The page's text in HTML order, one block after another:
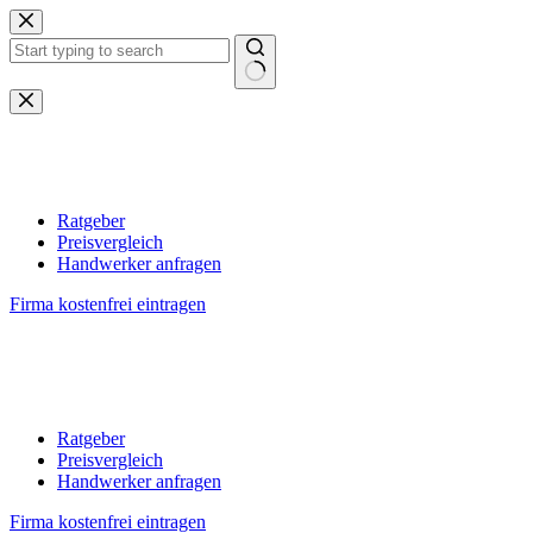
Zum
Inhalt
springen
Keine
Ergebnisse
Ratgeber
Preisvergleich
Handwerker anfragen
Firma kostenfrei eintragen
Ratgeber
Preisvergleich
Handwerker anfragen
Firma kostenfrei eintragen